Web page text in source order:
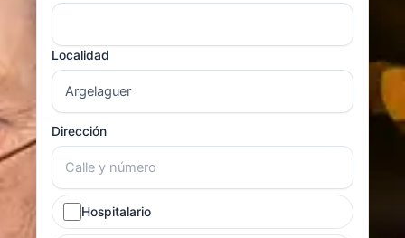
Localidad
Dirección
Hospitalario